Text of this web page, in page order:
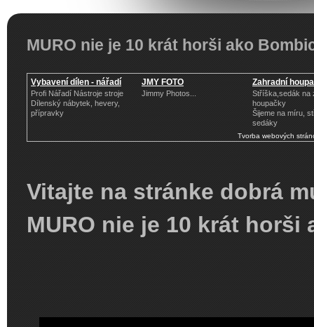
MURO nie je 10 krát horši ako
Vybavení dílen - nářadí
Profi Nářadí Nástroje stroje
Dílenský nábytek, hevery,
přípravky
JMY FOTO
Jimmy Photos...
Zahradní
Stříška,sedák na
houpačky
Šijeme na míru,
sedáky
Tvorba webových
Vitajte na stránke dobrá
MURO nie je 10 krát horši